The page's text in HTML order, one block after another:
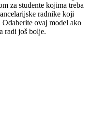
za studente kojima treba
radnike koji
Odaberite ovaj model ako
radi još bolje.